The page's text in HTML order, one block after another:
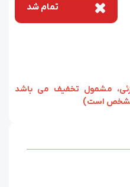
تمام شد
مشمول تخفیف می باشد
است)